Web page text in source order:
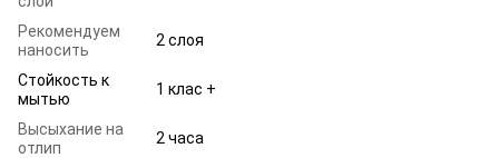
Рекомендуем
наносить
2 слоя
Стойкость к
мытью
1 клас +
Высыхание на
отлип
2 часа